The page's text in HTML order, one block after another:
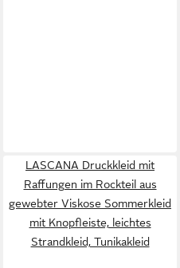
LASCANA Druckkleid mit
Raffungen im Rockteil aus
gewebter Viskose Sommerkleid
mit Knopfleiste, leichtes
Strandkleid, Tunikakleid